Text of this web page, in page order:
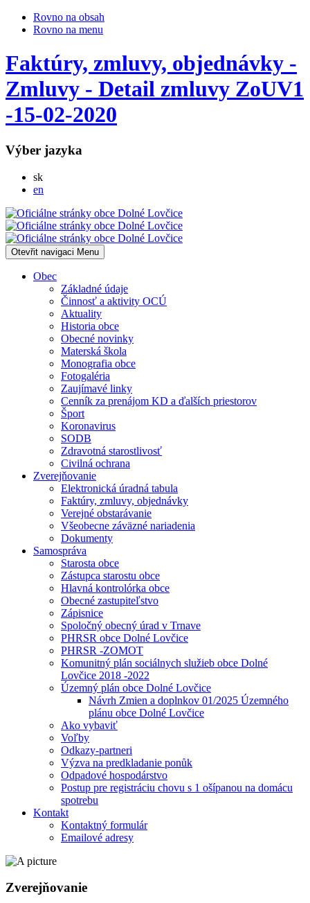
Rovno na obsah
Rovno na menu
Faktúry, zmluvy, objednávky -
Zmluvy - Detail zmluvy ZoUV1
-15-02-2020
Výber jazyka
skSlovensky
en
Otevřit navigaci Menu
Obec
Základné údaje
Činnosť a aktivity OCÚ
Aktuality
Historia obce
Obecné novinky
Materská škola
Monografia obce
Fotogaléria
Zaujímavé linky
Cenník za prenájom KD a ďalších priestorov
Šport
Koronavirus
SODB
Zdravotná starostlivosť
Civilná ochrana
Zverejňovanie
Elektronická úradná tabula
Faktúry, zmluvy, objednávky
Verejné obstarávanie
Všeobecne záväzné nariadenia
Dokumenty
Samospráva
Starosta obce
Zástupca starostu obce
Hlavná kontrolórka obce
Obecné zastupiteľstvo
Zápisnice
Spoločný obecný úrad v Trnave
PHRSR obce Dolné Lovčice
PHRSR -ZOMOT
Komunitný plán sociálnych služieb obce Dolné
Lovčice 2018 -2022
Územný plán obce Dolné Lovčice
Návrh Zmien a doplnkov 01/2025 Územného
plánu obce Dolné Lovčice
Ako vybaviť
Voľby
Odkazy-partneri
Výzva na predkladanie ponůk
Odpadové hospodárstvo
Postup pre registráciu chovu s 1 ošípanou na domácu
spotrebu
Kontakt
Kontaktný formulár
Emailové adresy
Zverejňovanie